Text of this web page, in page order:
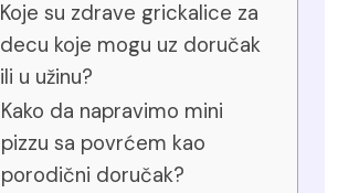
Koje su zdrave grickalice za
decu koje mogu uz doručak
ili u užinu?
Kako da napravimo mini
pizzu sa povrćem kao
porodični doručak?